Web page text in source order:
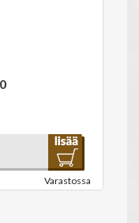
Varastossa